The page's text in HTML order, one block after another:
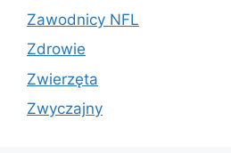
Zawodnicy NFL
Zdrowie
Zwierzęta
Zwyczajny